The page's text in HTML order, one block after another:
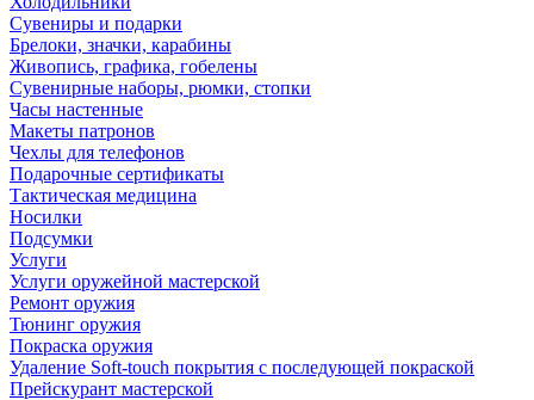
Сувениры и подарки
Брелоки, значки, карабины
Живопись, графика, гобелены
Сувенирные наборы, рюмки, стопки
Часы настенные
Макеты патронов
Чехлы для телефонов
Подарочные сертификаты
Тактическая медицина
Носилки
Подсумки
Услуги
Услуги оружейной мастерской
Ремонт оружия
Тюнинг оружия
Покраска оружия
Удаление Soft-touch покрытия с последующей покраской
Прейскурант мастерской